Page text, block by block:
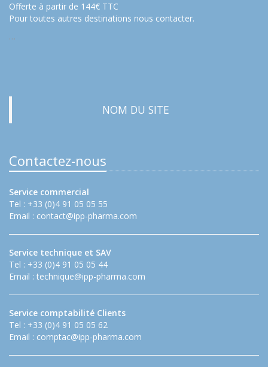
Offerte à partir de 144€ TTC
Pour toutes autres destinations nous contacter.
…
NOM DU SITE
Contactez-nous
Service commercial
Tel : +33 (0)4 91 05 05 55
Email : contact@ipp-pharma.com
Service technique et SAV
Tel : +33 (0)4 91 05 05 44
Email : technique@ipp-pharma.com
Service comptabilité Clients
Tel : +33 (0)4 91 05 05 62
Email : comptac@ipp-pharma.com